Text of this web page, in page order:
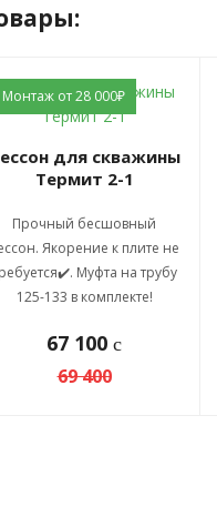
Монтаж от 28 000₽
Термит 2-1
Прочный бесшовный
Якорение к плите не
Муфта на трубу
125-133 в комплекте!
67 100 c
69 400